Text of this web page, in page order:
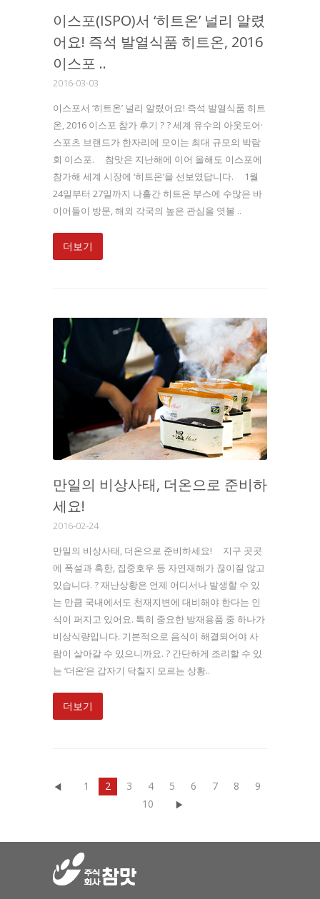
이스포(ISPO)서 ‘히트온’ 널리 알렸
어요! 즉석 발열식품 히트온, 2016
이스포 ..
2016-03-03
이스포서 ‘히트온’ 널리 알렸어요! 즉석 발열식품 히트
온, 2016 이스포 참가 후기 ? ? 세계 유수의 아웃도어·
스포츠 브랜드가 한자리에 모이는 최대 규모의 박람
회 이스포. 참맛은 지난해에 이어 올해도 이스포에
참가해 세계 시장에 ‘히트온’을 선보였답니다. 1월
24일부터 27일까지 나흘간 히트온 부스에 수많은 바
이어들이 방문, 해외 각국의 높은 관심을 엿볼 ..
더보기
만일의 비상사태, 더온으로 준비하
세요!
2016-02-24
만일의 비상사태, 더온으로 준비하세요! 지구 곳곳
에 폭설과 혹한, 집중호우 등 자연재해가 끊이질 않고
있습니다. ? 재난상황은 언제 어디서나 발생할 수 있
는 만큼 국내에서도 천재지변에 대비해야 한다는 인
식이 퍼지고 있어요. 특히 중요한 방재용품 중 하나가
비상식량입니다. 기본적으로 음식이 해결되어야 사
람이 살아갈 수 있으니까요. ? 간단하게 조리할 수 있
는 ‘더온’은 갑자기 닥칠지 모르는 상황..
더보기
1 2 3 4 5 6 7 8
9
10